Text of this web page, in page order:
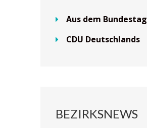
Aus dem Bundestag
CDU Deutschlands
BEZIRKSNEWS